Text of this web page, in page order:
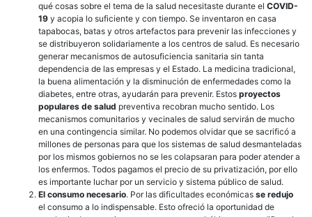
qué cosas sobre el tema de la salud necesitaste durante el COVID-
19 y acopia lo suficiente y con tiempo. Se inventaron en casa
tapabocas, batas y otros artefactos para prevenir las infecciones y
se distribuyeron solidariamente a los centros de salud. Es necesario
generar mecanismos de autosuficiencia sanitaria sin tanta
dependencia de las empresas y el Estado. La medicina tradicional,
la buena alimentación y la disminución de enfermedades como la
diabetes, entre otras, ayudarán para prevenir. Estos proyectos
populares de salud preventiva recobran mucho sentido. Los
mecanismos comunitarios y vecinales de salud servirán de mucho
en una contingencia similar. No podemos olvidar que se sacrificó a
millones de personas para que los sistemas de salud desmanteladas
por los mismos gobiernos no se les colapsaran para poder atender a
los enfermos. Todos pagamos el precio de su privatización, por ello
es importante luchar por un servicio y sistema público de salud.
El consumo necesario. Por las dificultades económicas se redujo
el consumo a lo indispensable. Esto ofreció la oportunidad de